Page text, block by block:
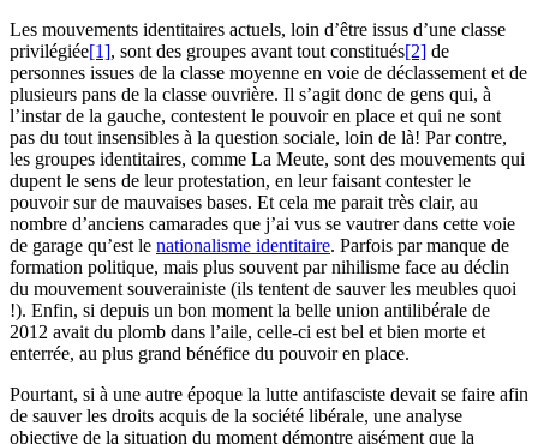
Les mouvements identitaires actuels, loin d’être issus d’une classe
privilégiée[1], sont des groupes avant tout constitués[2] de
personnes issues de la classe moyenne en voie de déclassement et de
plusieurs pans de la classe ouvrière. Il s’agit donc de gens qui, à
l’instar de la gauche, contestent le pouvoir en place et qui ne sont
pas du tout insensibles à la question sociale, loin de là! Par contre,
les groupes identitaires, comme La Meute, sont des mouvements qui
dupent le sens de leur protestation, en leur faisant contester le
pouvoir sur de mauvaises bases. Et cela me parait très clair, au
nombre d’anciens camarades que j’ai vus se vautrer dans cette voie
de garage qu’est le nationalisme identitaire. Parfois par manque de
formation politique, mais plus souvent par nihilisme face au déclin
du mouvement souverainiste (ils tentent de sauver les meubles quoi
!). Enfin, si depuis un bon moment la belle union antilibérale de
2012 avait du plomb dans l’aile, celle-ci est bel et bien morte et
enterrée, au plus grand bénéfice du pouvoir en place.
Pourtant, si à une autre époque la lutte antifasciste devait se faire afin
de sauver les droits acquis de la société libérale, une analyse
objective de la situation du moment démontre aisément que la